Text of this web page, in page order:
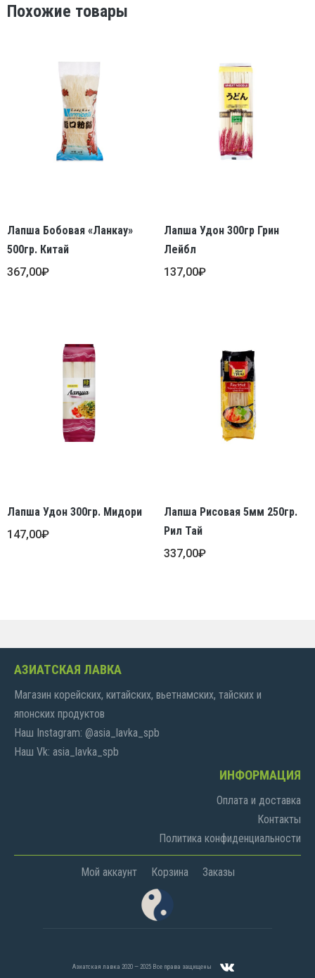
Похожие товары
Лапша Бобовая «Ланкау»
500гр. Китай
367,00₽
Лапша Удон 300гр Грин
Лейбл
137,00₽
Лапша Удон 300гр. Мидори
147,00₽
Лапша Рисовая 5мм 250гр.
Рил Тай
337,00₽
АЗИАТСКАЯ ЛАВКА
Магазин корейских, китайских, вьетнамских, тайских и
японских продуктов
Наш Instagram: @asia_lavka_spb
Наш Vk: asia_lavka_spb
ИНФОРМАЦИЯ
Оплата и доставка
Контакты
Политика конфиденциальности
Мой аккаунт Корзина Заказы
Азиатская лавка 2020 — 2025 Все права защищены